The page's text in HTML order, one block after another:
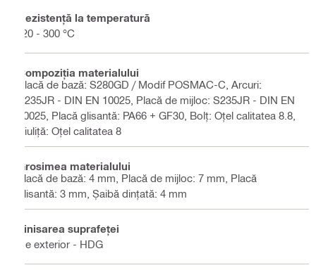
Rezistenţă la temperatură
-20 - 300 °C
Compoziţia materialului
Placă de bază: S280GD / Modif POSMAC-C, Arcuri:
S235JR - DIN EN 10025, Placă de mijloc: S235JR - DIN EN
10025, Placă glisantă: PA66 + GF30, Bolţ: Oţel calitatea 8.8,
Piuliţă: Oţel calitatea 8
Grosimea materialului
placă de bază: 4 mm, Placă de mijloc: 7 mm, Placă
glisantă: 3 mm, Șaibă dințată: 4 mm
Finisarea suprafeţei
De exterior - HDG